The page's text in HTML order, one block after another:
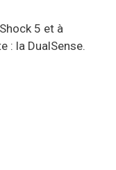
5 et à
: la DualSense.